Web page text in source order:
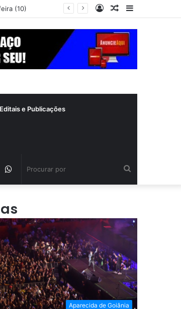
(10)
Barra
Artigo
Entrar
Editais e Publicações
WhatsApp
Aparecida de Goiânia